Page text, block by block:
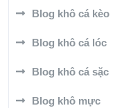
Blog khô cá kèo
Blog khô cá lóc
Blog khô cá sặc
Blog khô mực